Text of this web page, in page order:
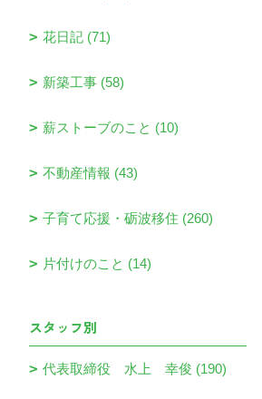
花日記 (71)
新築工事 (58)
薪ストーブのこと (10)
不動産情報 (43)
子育て応援・砺波移住 (260)
片付けのこと (14)
スタッフ別
代表取締役 水上 幸俊 (190)